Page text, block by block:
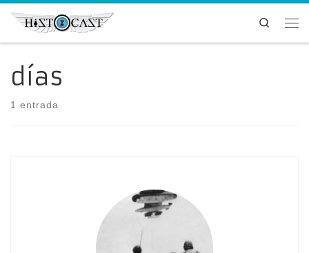
Saltar al contenido
Search
días
1 entrada